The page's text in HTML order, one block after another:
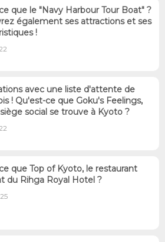
que le "Navy Harbour Tour Boat" ?
également ses attractions et ses
!
avec une liste d'attente de
! Qu'est-ce que Goku's Feelings,
social se trouve à Kyoto ?
que Top of Kyoto, le restaurant
du Rihga Royal Hotel ?